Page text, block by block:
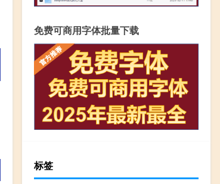
免费可商用字体批量下载
标签